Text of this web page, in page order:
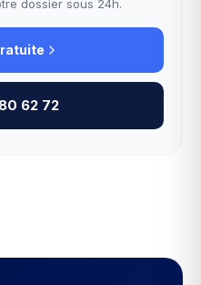
dossier sous 24h.
62 72